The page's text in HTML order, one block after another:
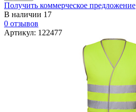
Получить коммерческое предложение
В наличии 17
0 отзывов
Артикул: 122477